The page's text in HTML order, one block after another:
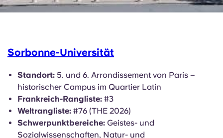
Sorbonne-Universität
Standort:5. und 6. Arrondissement von Paris –
historischer Campus im Quartier Latin